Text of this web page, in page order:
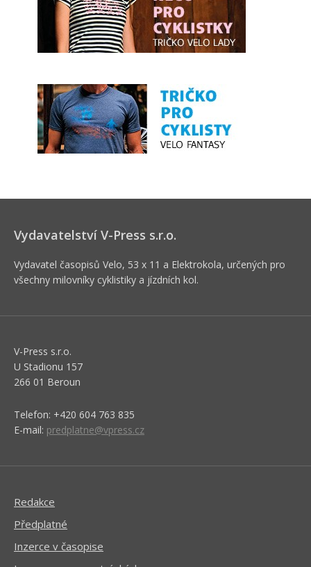
Vydavatelství V-Press s.r.o.
Vydavatel časopisů Velo, 53 x 11 a Elektrokola, určených pro
všechny milovníky cyklistiky a jízdních kol.
V-Press s.r.o.
U Stadionu 157
266 01 Beroun
Telefon: +420 604 763 835
E-mail: predplatne@vpress.cz
Redakce
Předplatné
Inzerce v časopise